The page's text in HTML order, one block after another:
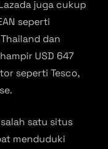
juga cukup
seperti
dan
USD 647
seperti Tesco,
satu situs
menduduki